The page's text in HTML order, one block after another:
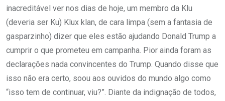
inacreditável ver nos dias de hoje, um membro da Klu
(deveria ser Ku) Klux klan, de cara limpa (sem a fantasia de
gasparzinho) dizer que eles estão ajudando Donald Trump a
cumprir o que prometeu em campanha. Pior ainda foram as
declarações nada convincentes do Trump. Quando disse que
isso não era certo, soou aos ouvidos do mundo algo como
“isso tem de continuar, viu?”. Diante da indignação de todos,